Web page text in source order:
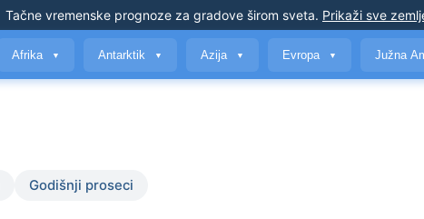
Tačne vremenske prognoze za gradove širom sveta. Prikaži sve
Afrika ▼ Antarktik ▼ Azija ▼ Evropa ▼ Južna
Godišnji proseci